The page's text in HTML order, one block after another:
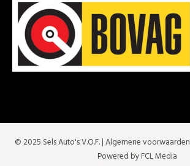
© 2025 Sels Auto's V.O.F. |Algemene voorwaarden
Powered by FCL Media